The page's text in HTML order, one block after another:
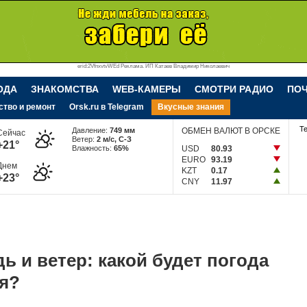
erid:2VfnxvtvWEd Реклама. ИП Катаев Владимир Николаевич
ЗНАКОМСТВА WEB-КАМЕРЫ СМОТРИ РАДИО
и ремонт Orsk.ru в Telegram Вкусные знания
Давление:749 мм
Ветер:2 м/c, С-З
Влажность:65%
ОБМЕН ВАЛЮТ В ОРСКЕ
USD
80.93
EURO 93.19
KZT
0.17
CNY
11.97
и ветер: какой будет погода